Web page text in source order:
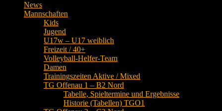
News
Mannschaften
Kids
Jugend
U17w – U17 weiblich
Freizeit / 40+
Volleyball-Helfer-Team
Damen
Trainingszeiten Aktive / Mixed
TG Offenau 1 – B2 Nord
Tabelle, Spieltermine und Ergebnisse
Historie (Tabellen) TGO1